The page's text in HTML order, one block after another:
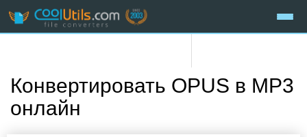
Конвертировать OPUS в MP3
онлайн